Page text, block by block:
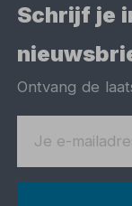
Schrijf je
Ontvang de